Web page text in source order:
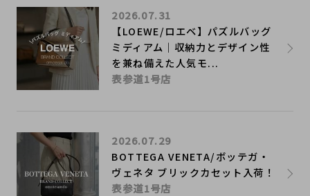
【LOEWE/ロエベ】パズルバッグ
ミディアム｜収納力とデザイン性
を兼ね備えた人気モ...
2026.07.31
表参道1号店
BOTTEGA VENETA/ボッテガ・
ヴェネタ ブリックカセット入荷！
2026.07.29
表参道1号店